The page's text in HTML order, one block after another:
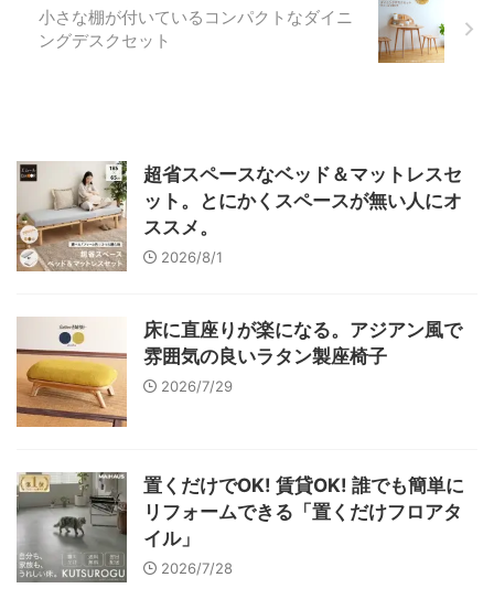
小さな棚が付いているコンパクトなダイニ
ングデスクセット
超省スペースなベッド＆マットレスセ
ット。とにかくスペースが無い人にオ
ススメ。
2026/8/1
床に直座りが楽になる。アジアン風で
雰囲気の良いラタン製座椅子
2026/7/29
置くだけでOK! 賃貸OK! 誰でも簡単に
リフォームできる「置くだけフロアタ
イル」
2026/7/28